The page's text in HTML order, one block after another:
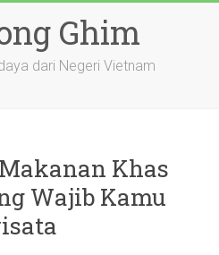
Ghim
dari Negeri Vietnam
Khas
Wajib Kamu